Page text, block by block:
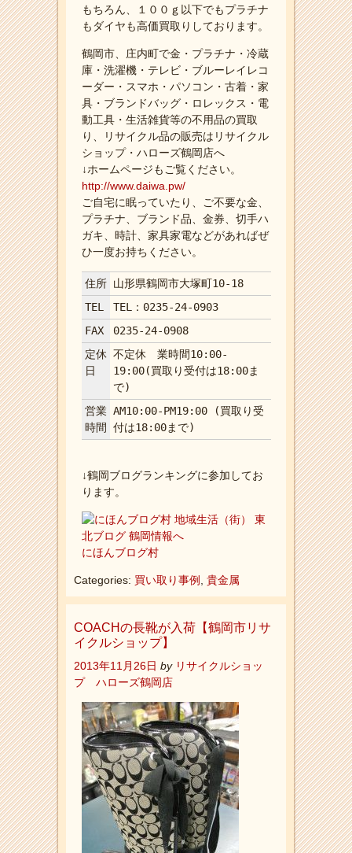
もちろん、１００ｇ以下でもプラチナ
もダイヤも高価買取りしております。
鶴岡市、庄内町で金・プラチナ・冷蔵
庫・洗濯機・テレビ・ブルーレイレコ
ーダー・スマホ・パソコン・古着・家
具・ブランドバッグ・ロレックス・電
動工具・生活雑貨等の不用品の買取
り、リサイクル品の販売はリサイクル
ショップ・ハローズ鶴岡店へ
↓ホームページもご覧ください。
http://www.daiwa.pw/
ご自宅に眠っていたり、ご不要な金、
プラチナ、ブランド品、金券、切手ハ
ガキ、時計、家具家電などがあればぜ
ひ一度お持ちください。
住所 山形県鶴岡市大塚町10-18
TEL
TEL：0235-24-0903
FAX
0235-24-0908
定休
日
不定休 業時間10:00-
19:00(買取り受付は18:00ま
で)
営業
時間
AM10:00-PM19:00 (買取り受
付は18:00まで)
↓鶴岡ブログランキングに参加してお
ります。
にほんブログ村
Categories: 買い取り事例 貴金属
COACHの長靴が入荷【鶴岡市リサ
イクルショップ】
2013年11月26日 by リサイクルショッ
プ ハローズ鶴岡店